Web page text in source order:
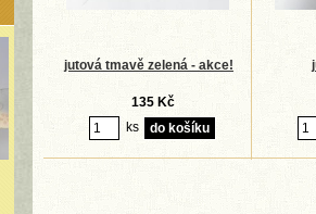
jutová tmavě zelená - akce!
135 Kč
ks